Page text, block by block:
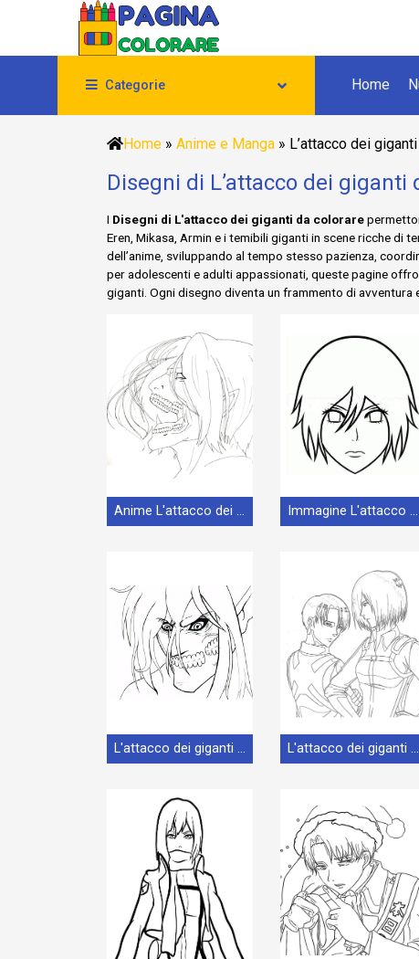
Categorie Home
Home » Anime e Manga » L’attacco dei giganti
Disegni di L’attacco dei giganti
I Disegni di L'attacco dei giganti da colorare
Eren, Mikasa, Armin e i temibili giganti in scene ricche di
dell’anime, sviluppando al tempo stesso pazienza,
per adolescenti e adulti appassionati, queste pagine
giganti. Ogni disegno diventa un frammento di avventura
Anime L'attacco dei giganti Immagine L'attacco dei giganti Senza Spese
L'attacco dei giganti Anime L'attacco dei giganti Immagine Libera